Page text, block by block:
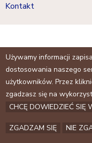
Kontakt
Używamy informacji
dostosowania naszego
użytkowników. Przez
zgadzasz się na
CHCĘ DOWIEDZIEĆ SIĘ
ZGADZAM SIĘ NIE